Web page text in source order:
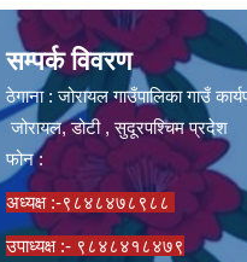
सम्पर्क विवरण
ठेगाना : जोरायल गाउँपालिका गाउँ
जोरायल, डोटी , सुदूरपश्चिम प्रदेश
फोन :
अध्यक्ष :-९८४८४७८९८८
उपाध्यक्ष :- ९८४८४१८४७९